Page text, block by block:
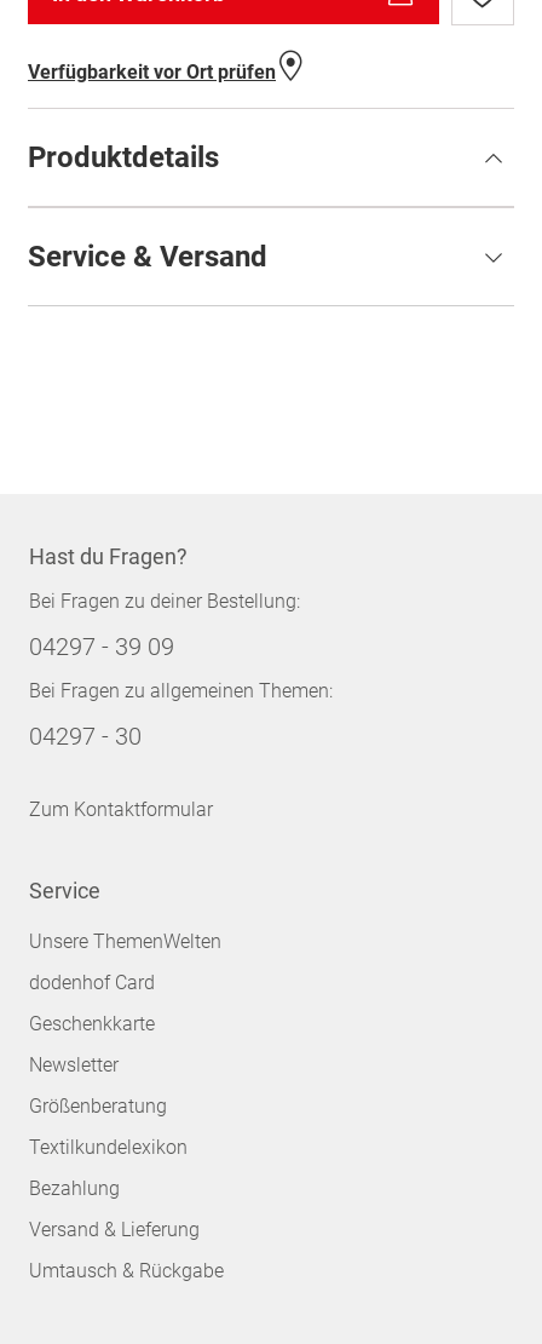
Zur
Verfügbarkeit vor Ort prüfen
Produktdetails
Service & Versand
Hast du Fragen?
Bei Fragen zu deiner Bestellung:
04297 - 39 09
Bei Fragen zu allgemeinen Themen:
04297 - 30
Zum Kontaktformular
Service
Unsere ThemenWelten
dodenhof Card
Geschenkkarte
Newsletter
Größenberatung
Textilkundelexikon
Bezahlung
Versand & Lieferung
Umtausch & Rückgabe